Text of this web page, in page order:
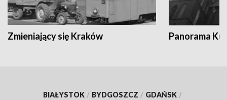
Zmieniający się Kraków Panorama
BIAŁYSTOK / BYDGOSZCZ / GDAŃSK /